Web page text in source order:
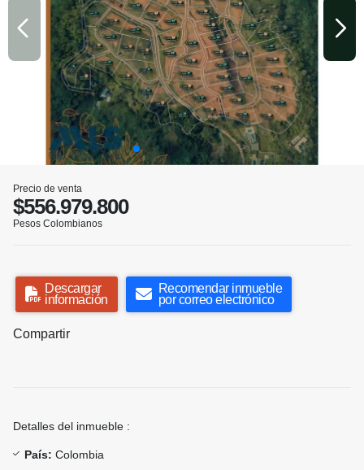
Precio de venta
$556.979.800
Pesos Colombianos
Descargar
información
Recomendar inmueble
por correo electrónico
Compartir
Detalles del inmueble :
País: Colombia